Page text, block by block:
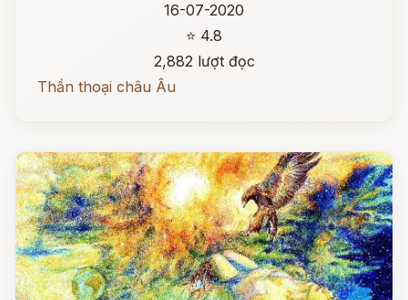
16-07-2020
⭐ 4.8
2,882 lượt đọc
Thần thoại châu Âu